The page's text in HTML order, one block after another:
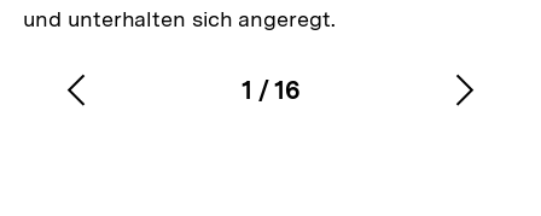
und unterhalten sich angeregt.
Karussellinhalt
1
von
/16
Vorherigen